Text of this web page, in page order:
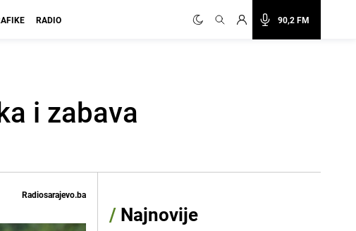
90,2 FM
RADIO
i zabava
Radiosarajevo.ba
/ Najnovije